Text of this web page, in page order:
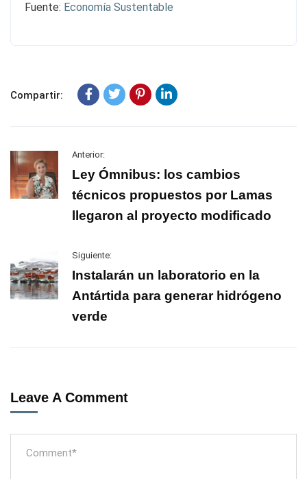
Fuente: Economía Sustentable
Compartir:
Anterior:
Ley Ómnibus: los cambios
técnicos propuestos por Lamas
llegaron al proyecto modificado
Siguiente:
Instalarán un laboratorio en la
Antártida para generar hidrógeno
verde
Leave A Comment